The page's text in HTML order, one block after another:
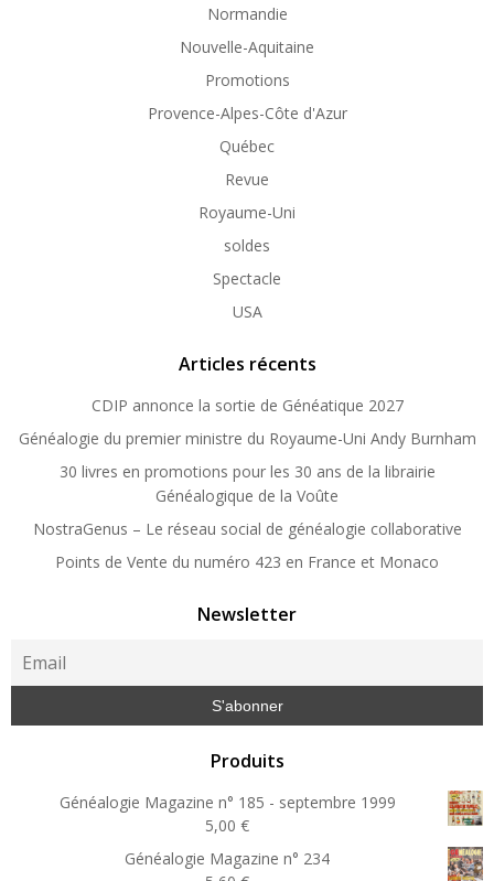
Normandie
Nouvelle-Aquitaine
Promotions
Provence-Alpes-Côte d'Azur
Québec
Revue
Royaume-Uni
soldes
Spectacle
USA
Articles récents
CDIP annonce la sortie de Généatique 2027
Généalogie du premier ministre du Royaume-Uni Andy Burnham
30 livres en promotions pour les 30 ans de la librairie
Généalogique de la Voûte
NostraGenus – Le réseau social de généalogie collaborative
Points de Vente du numéro 423 en France et Monaco
Newsletter
Produits
Généalogie Magazine n° 185 - septembre 1999
5,00 €
Généalogie Magazine n° 234